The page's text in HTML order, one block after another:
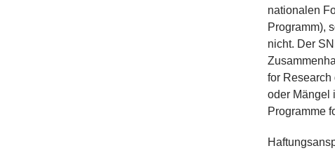
nationalen
Programm),
nicht. Der
for Research
oder Mängel
Programme